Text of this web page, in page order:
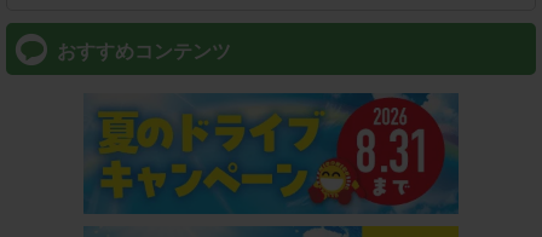
おすすめコンテンツ